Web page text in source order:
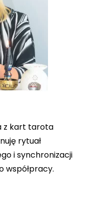
z kart tarota
rytuał
i synchronizacji
współpracy.